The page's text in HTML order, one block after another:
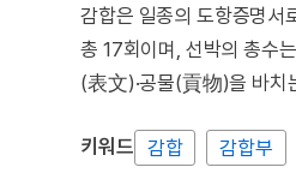
감합은 일종의 도항증명서
총 17회이며, 선박의 총수
(表文)·공물(貢物)을 바치
키워드 감합 감합부